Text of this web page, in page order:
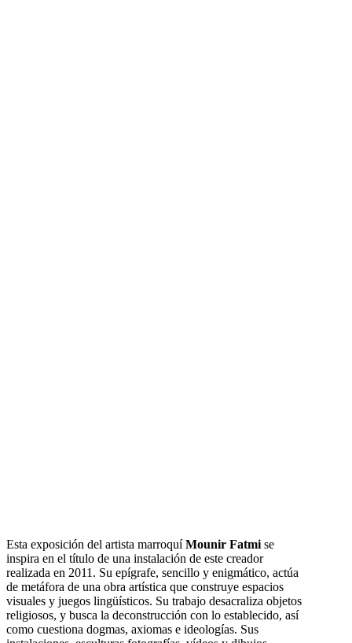
Esta exposición del artista marroquíMounir Fatmi se
inspira en el título de una instalación de este creador
realizada en 2011. Su epígrafe, sencillo y enigmático, actúa
de metáfora de una obra artística que construye espacios
visuales y juegos lingüísticos. Su trabajo desacraliza objetos
religiosos, y busca la deconstrucción con lo establecido, así
como cuestiona dogmas, axiomas e ideologías. Sus